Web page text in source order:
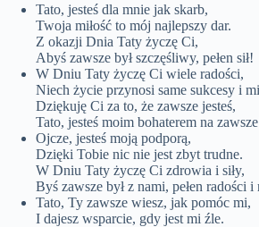
Tato, jesteś dla mnie jak skarb,
Twoja miłość to mój najlepszy dar.
Z okazji Dnia Taty życzę Ci,
Abyś zawsze był szczęśliwy, pełen sił!
W Dniu Taty życzę Ci wiele radości,
Niech życie przynosi same sukcesy i
Dziękuję Ci za to, że zawsze jesteś,
Tato, jesteś moim bohaterem na
Ojcze, jesteś moją podporą,
Dzięki Tobie nic nie jest zbyt trudne.
W Dniu Taty życzę Ci zdrowia i siły,
Byś zawsze był z nami, pełen radości i
Tato, Ty zawsze wiesz, jak pomóc mi,
I dajesz wsparcie, gdy jest mi źle.